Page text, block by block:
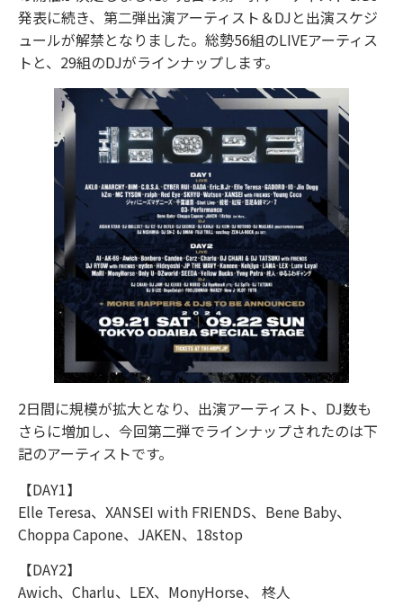
発表に続き、第二弾出演アーティスト＆DJと出演スケジ
ュールが解禁となりました。総勢56組のLIVEアーティス
トと、29組のDJがラインナップします。
2日間に規模が拡大となり、出演アーティスト、DJ数も
さらに増加し、今回第二弾でラインナップされたのは下
記のアーティストです。
【DAY1】
Elle Teresa、XANSEI with FRIENDS、Bene Baby、
Choppa Capone、JAKEN、18stop
【DAY2】
Awich、Charlu、LEX、MonyHorse、 柊人